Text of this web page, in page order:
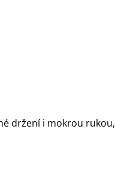
držení i mokrou rukou,